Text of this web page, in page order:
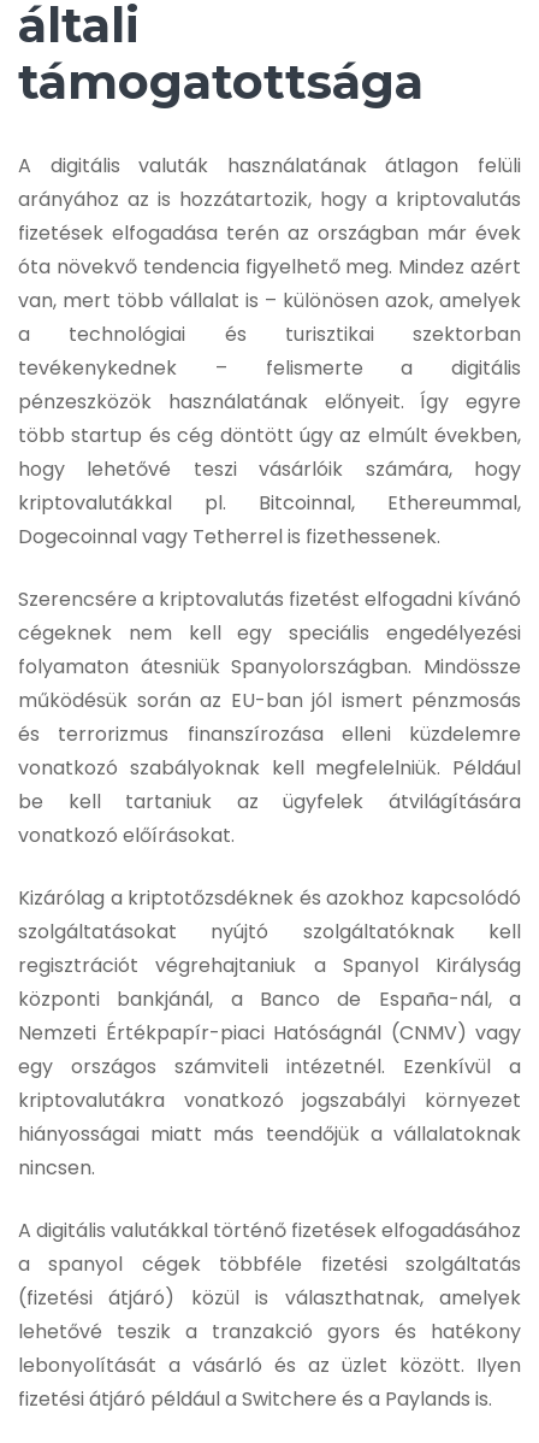
általi
támogatottsága
A digitális valuták használatának átlagon felüli
arányához az is hozzátartozik, hogy a kriptovalutás
fizetések elfogadása terén az országban már évek
óta növekvő tendencia figyelhető meg. Mindez azért
van, mert több vállalat is – különösen azok, amelyek
a technológiai és turisztikai szektorban
tevékenykednek – felismerte a digitális
pénzeszközök használatának előnyeit. Így egyre
több startup és cég döntött úgy az elmúlt években,
hogy lehetővé teszi vásárlóik számára, hogy
kriptovalutákkal pl. Bitcoinnal, Ethereummal,
Dogecoinnal vagy Tetherrel is fizethessenek.
Szerencsére a kriptovalutás fizetést elfogadni kívánó
cégeknek nem kell egy speciális engedélyezési
folyamaton átesniük Spanyolországban. Mindössze
működésük során az EU-ban jól ismert pénzmosás
és terrorizmus finanszírozása elleni küzdelemre
vonatkozó szabályoknak kell megfelelniük. Például
be kell tartaniuk az ügyfelek átvilágítására
vonatkozó előírásokat.
Kizárólag a kriptotőzsdéknek és azokhoz kapcsolódó
szolgáltatásokat nyújtó szolgáltatóknak kell
regisztrációt végrehajtaniuk a Spanyol Királyság
központi bankjánál, a Banco de España-nál, a
Nemzeti Értékpapír-piaci Hatóságnál (CNMV) vagy
egy országos számviteli intézetnél. Ezenkívül a
kriptovalutákra vonatkozó jogszabályi környezet
hiányosságai miatt más teendőjük a vállalatoknak
nincsen.
A digitális valutákkal történő fizetések elfogadásához
a spanyol cégek többféle fizetési szolgáltatás
(fizetési átjáró) közül is választhatnak, amelyek
lehetővé teszik a tranzakció gyors és hatékony
lebonyolítását a vásárló és az üzlet között. Ilyen
fizetési átjáró például a Switchere és a Paylands is.